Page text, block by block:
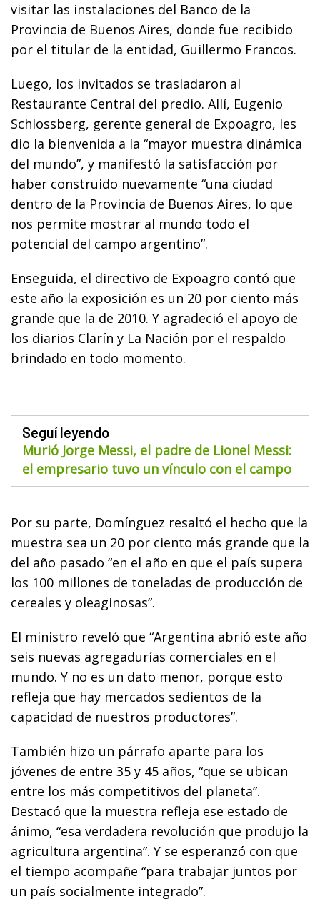
visitar las instalaciones del Banco de la
Provincia de Buenos Aires, donde fue recibido
por el titular de la entidad, Guillermo Francos.
Luego, los invitados se trasladaron al
Restaurante Central del predio. Allí, Eugenio
Schlossberg, gerente general de Expoagro, les
dio la bienvenida a la “mayor muestra dinámica
del mundo”, y manifestó la satisfacción por
haber construido nuevamente “una ciudad
dentro de la Provincia de Buenos Aires, lo que
nos permite mostrar al mundo todo el
potencial del campo argentino”.
Enseguida, el directivo de Expoagro contó que
este año la exposición es un 20 por ciento más
grande que la de 2010. Y agradeció el apoyo de
los diarios Clarín y La Nación por el respaldo
brindado en todo momento.
Seguí leyendo
Murió Jorge Messi, el padre de Lionel Messi:
el empresario tuvo un vínculo con el campo
Por su parte, Domínguez resaltó el hecho que la
muestra sea un 20 por ciento más grande que la
del año pasado “en el año en que el país supera
los 100 millones de toneladas de producción de
cereales y oleaginosas”.
El ministro reveló que “Argentina abrió este año
seis nuevas agregadurías comerciales en el
mundo. Y no es un dato menor, porque esto
refleja que hay mercados sedientos de la
capacidad de nuestros productores”.
También hizo un párrafo aparte para los
jóvenes de entre 35 y 45 años, “que se ubican
entre los más competitivos del planeta”.
Destacó que la muestra refleja ese estado de
ánimo, “esa verdadera revolución que produjo la
agricultura argentina”. Y se esperanzó con que
el tiempo acompañe “para trabajar juntos por
un país socialmente integrado”.